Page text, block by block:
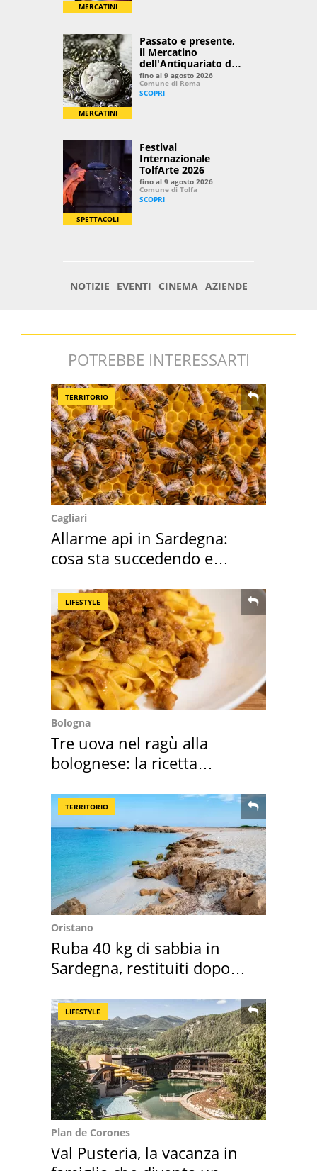
POTREBBE INTERESSARTI
TERRITORIO
Cagliari
Allarme api in Sardegna:
cosa sta succedendo e
LIFESTYLE
Bologna
Tre uova nel ragù alla
bolognese: la ricetta
TERRITORIO
Oristano
Ruba 40 kg di sabbia in
Sardegna, restituiti dopo
LIFESTYLE
Plan de Corones
Val Pusteria, la vacanza in